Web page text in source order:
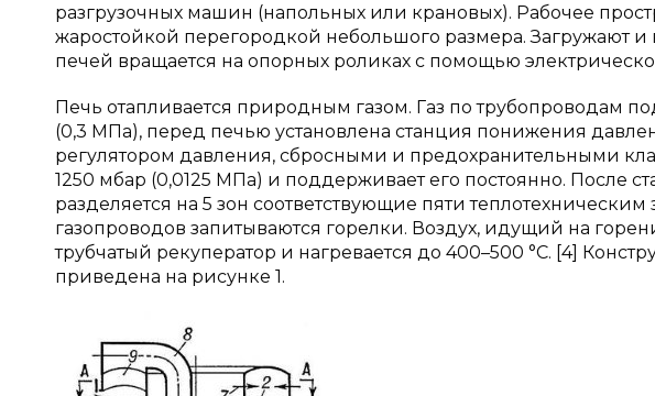
разгрузочных машин (напольных или крановых). Рабочее
жаростойкой перегородкой небольшого размера. Загружают
печей вращается на опорных роликах с помощью
Печь отапливается природным газом. Газ по трубопроводам
(0,3 МПа), перед печью установлена станция понижения
регулятором давления, сбросными и предохранительными
1250 мбар (0,0125 МПа) и поддерживает его постоянно. После
разделяется на 5 зон соответствующие пяти теплотехническим
газопроводов запитываются горелки. Воздух, идущий на
трубчатый рекуператор и нагревается до 400–500 °C. [4]
приведена на рисунке 1.